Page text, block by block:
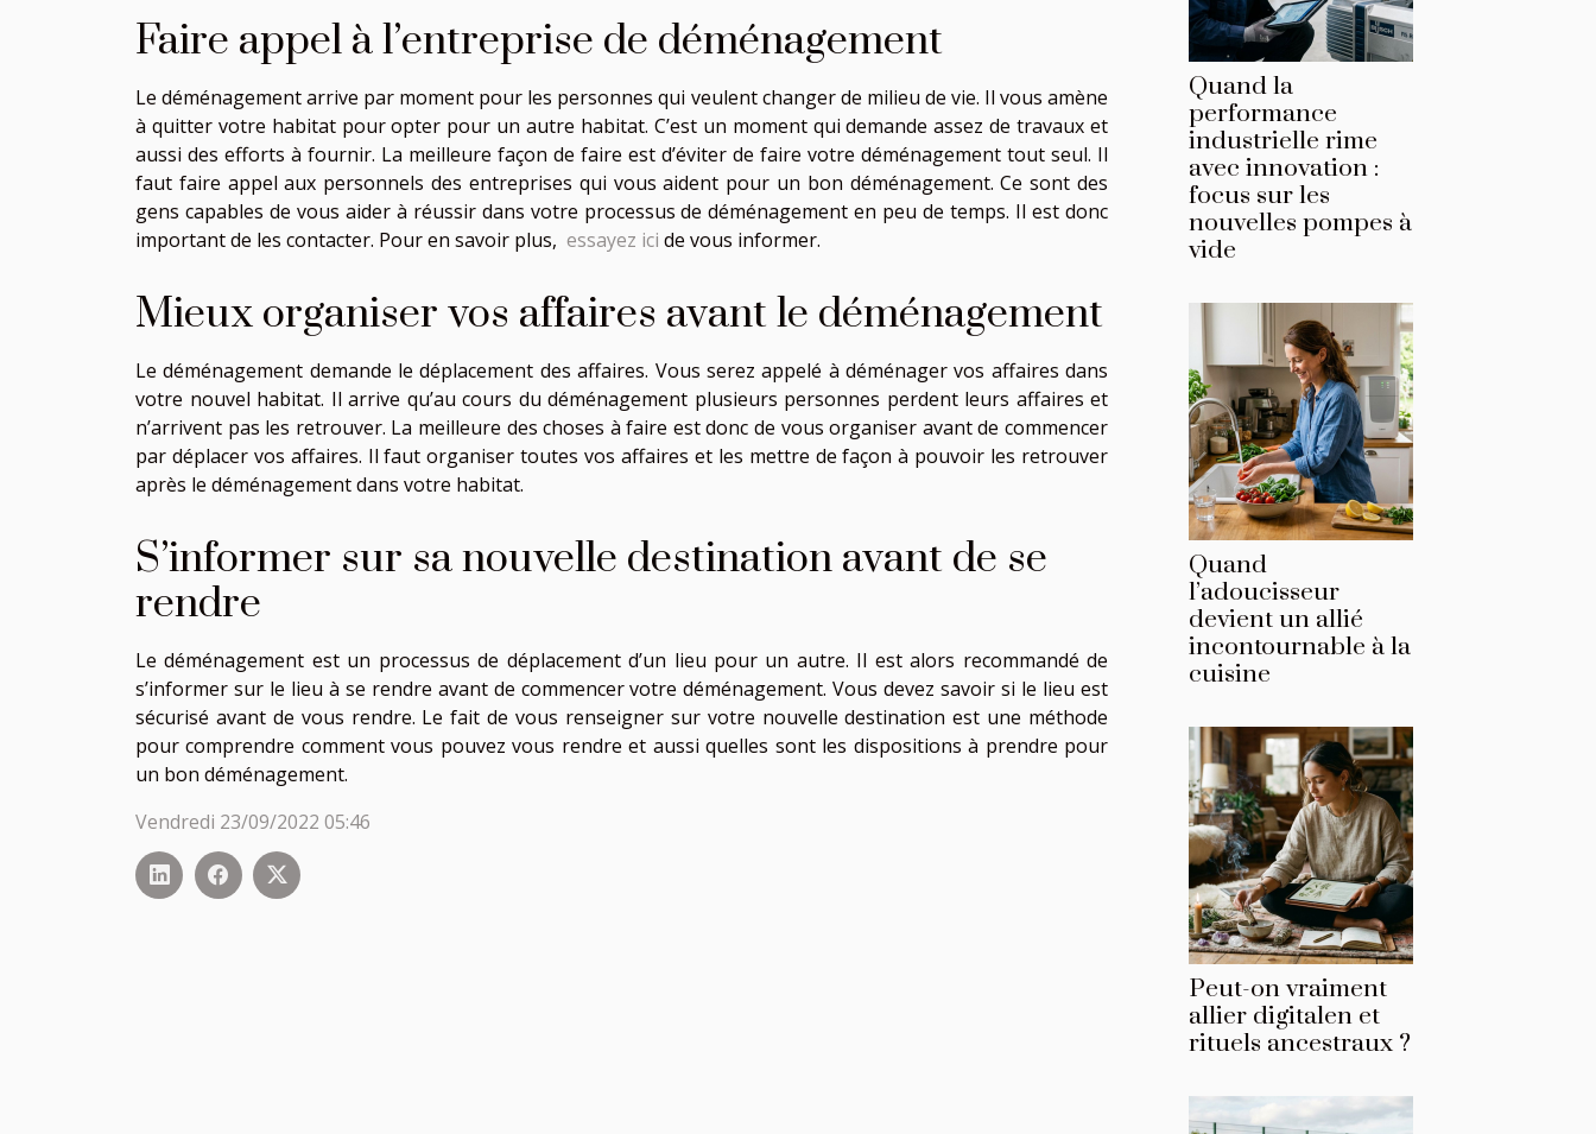
Faire appel à l’entreprise de déménagement
Le déménagement arrive par moment pour les personnes qui veulent changer de milieu de vie. Il vous amène
à quitter votre habitat pour opter pour un autre habitat. C’est un moment qui demande assez de travaux et
aussi des efforts à fournir. La meilleure façon de faire est d’éviter de faire votre déménagement tout seul. Il
faut faire appel aux personnels des entreprises qui vous aident pour un bon déménagement. Ce sont des
gens capables de vous aider à réussir dans votre processus de déménagement en peu de temps. Il est donc
important de les contacter. Pour en savoir plus, essayez ici de vous informer.
Mieux organiser vos affaires avant le déménagement
Le déménagement demande le déplacement des affaires. Vous serez appelé à déménager vos affaires dans
votre nouvel habitat. Il arrive qu’au cours du déménagement plusieurs personnes perdent leurs affaires et
n’arrivent pas les retrouver. La meilleure des choses à faire est donc de vous organiser avant de commencer
par déplacer vos affaires. Il faut organiser toutes vos affaires et les mettre de façon à pouvoir les retrouver
après le déménagement dans votre habitat.
S’informer sur sa nouvelle destination avant de se
rendre
Le déménagement est un processus de déplacement d’un lieu pour un autre. Il est alors recommandé de
s’informer sur le lieu à se rendre avant de commencer votre déménagement. Vous devez savoir si le lieu est
sécurisé avant de vous rendre. Le fait de vous renseigner sur votre nouvelle destination est une méthode
pour comprendre comment vous pouvez vous rendre et aussi quelles sont les dispositions à prendre pour
un bon déménagement.
Vendredi 23/09/2022 05:46
Quand la
performance
industrielle rime
avec innovation :
focus sur les
nouvelles pompes à
vide
Quand
l’adoucisseur
devient un allié
incontournable à la
cuisine
Peut-on vraiment
allier digitalen et
rituels ancestraux ?